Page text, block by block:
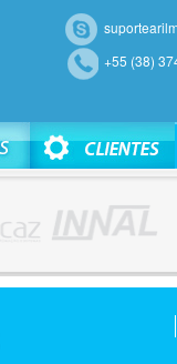
+55 (38)